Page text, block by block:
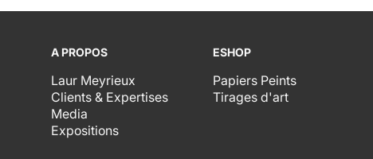
A PROPOS
Laur Meyrieux
Clients & Expertises
Media
Expositions
ESHOP
Papiers Peints
Tirages d'art